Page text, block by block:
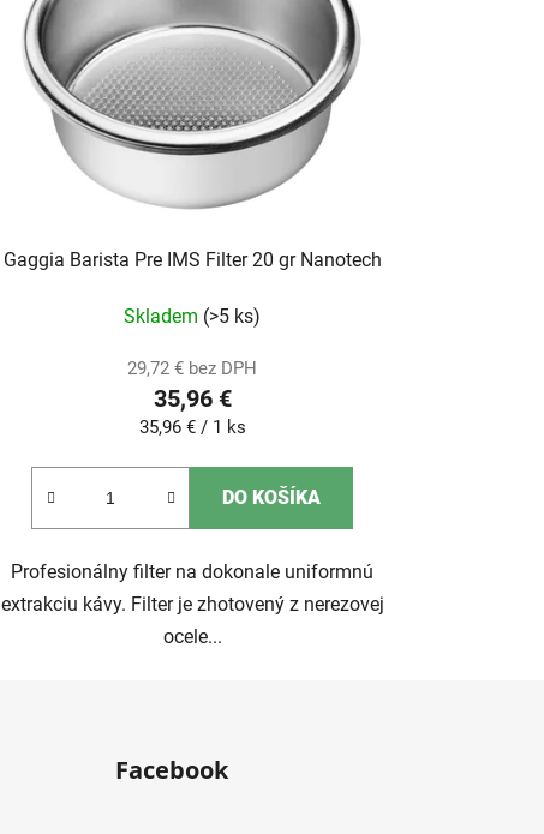
Gaggia Barista Pre IMS Filter 20 gr Nanotech
Skladem (>5 ks)
29,72 € bez DPH
35,96 €
Jednotková
35,96 € / 1 ks
DO KOŠÍKA
Profesionálny filter na dokonale uniformnú
extrakciu kávy. Filter je zhotovený z nerezovej
ocele...
Facebook